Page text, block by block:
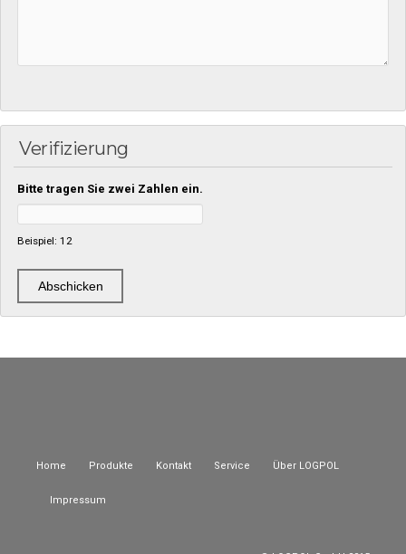
Verifizierung
Bitte tragen Sie zwei Zahlen ein.
Beispiel: 12
Home Produkte Kontakt Service Über LOGPOL
Impressum